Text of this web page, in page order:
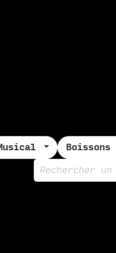
Boissons